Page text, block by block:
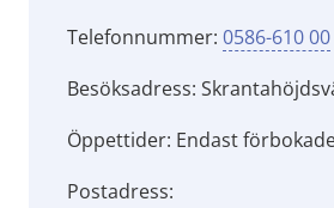
Telefonnummer: 0586-610 00
Besöksadress:
Öppettider: Endast
Postadress: